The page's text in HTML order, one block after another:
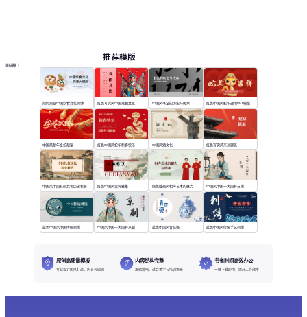
推荐模版
更多模板
简约渐变中国饮食文化的博大精深 红色写实风中国戏曲文化 中国风书法的历史与传承 红色中国风蛇年通用PPT模版
中国风新年金蛇献瑞 红色中国风蛇年新春快乐 中国风酒文化 红色写实风京派建筑
中国风中国礼仪文化历史科普 红色中国风古典雅集 绿色插画风相声艺术的魅力与传承 中国风中国十大国粹苏绣
蓝色中国风中国传统刺绣 中国风中国十大国粹京剧 蓝色中国风青花瓷 蓝色中国风传统手艺刺绣
原创高质量模板
专业设计团队打造，内容可编辑
内容结构完整
逻辑清晰，适合教学与培训场景
节省时间高效办公
一键下载即用，提升工作效率